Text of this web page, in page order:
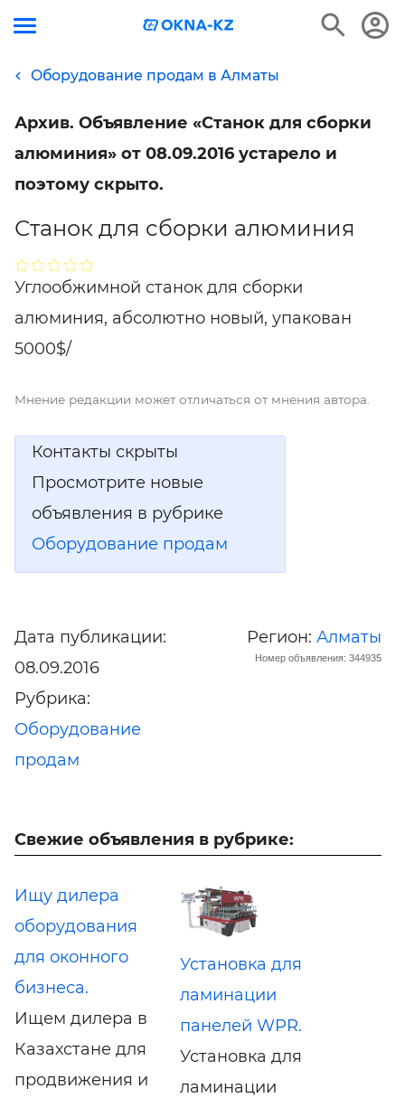
Оборудование продам в Алматы
Архив. Объявление «Станок для сборки
алюминия» от 08.09.2016 устарело и
поэтому скрыто.
Станок для сборки алюминия
Углообжимной станок для сборки
алюминия, абсолютно новый, упакован
5000$/
Мнение редакции может отличаться от мнения автора.
Контакты скрыты
Просмотрите новые
объявления в рубрике
Оборудование продам
Дата публикации:
08.09.2016
Рубрика:
Оборудование
продам
Регион: Алматы
Номер объявления: 344935
Свежие объявления в рубрике:
Ищу дилера
оборудования
для оконного
бизнеса.
Ищем дилера в
Казахстане для
продвижения и
Установка для
ламинации
панелей WPR.
Установка для
ламинации